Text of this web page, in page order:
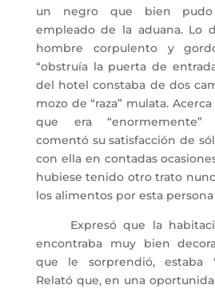
un negro que bien
empleado de la aduana. Lo
hombre corpulento y
“obstruía la puerta de
del hotel constaba de dos
mozo de “raza” mulata.
que era “enormemente”
comentó su satisfacción de
con ella en contadas
hubiese tenido otro trato
los alimentos por esta
Expresó que la
encontraba muy bien
que le sorprendió, estaba
Relató que, en una